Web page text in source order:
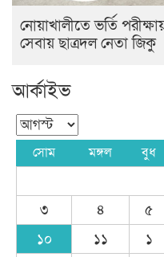
নোয়াখালীতে ভর্তি
সেবায় ছাত্রদল নেতা জিকু
আর্কাইভ
সোম মঙ্গল বুধ
৩
৪ ৫
১০
১১ ১